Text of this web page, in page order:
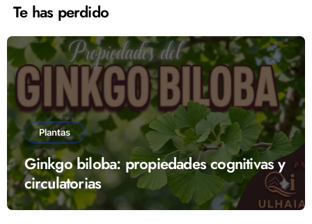
Te has perdido
Plantas
Ginkgo biloba: propiedades cognitivas y
circulatorias